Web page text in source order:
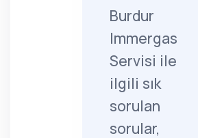
Burdur
Immergas
Servisi ile
ilgili sık
sorulan
sorular,